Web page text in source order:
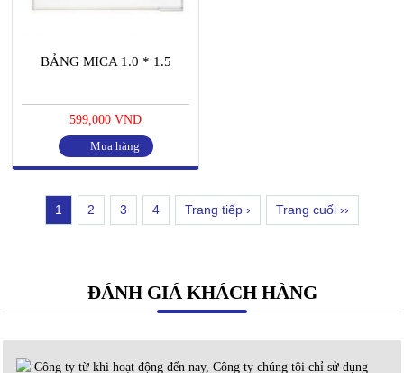
BẢNG MICA 1.0 * 1.5
599,000 VND
Mua hàng
1 2 3 4 Trang tiếp › Trang cuối ››
ĐÁNH GIÁ KHÁCH HÀNG
Công ty từ khi hoạt động đến nay, Công ty chúng tôi chỉ sử dụng